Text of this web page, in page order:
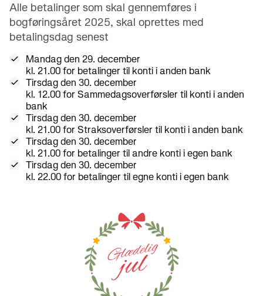
Alle betalinger som skal gennemføres i
bogføringsåret 2025, skal oprettes med
betalingsdag senest
Mandag den 29. december
kl. 21.00 for betalinger til konti i anden bank
Tirsdag den 30. december
kl. 12.00 for Sammedagsoverførsler til konti i anden
bank
Tirsdag den 30. december
kl. 21.00 for Straksoverførsler til konti i anden bank
Tirsdag den 30. december
kl. 21.00 for betalinger til andre konti i egen bank
Tirsdag den 30. december
kl. 22.00 for betalinger til egne konti i egen bank